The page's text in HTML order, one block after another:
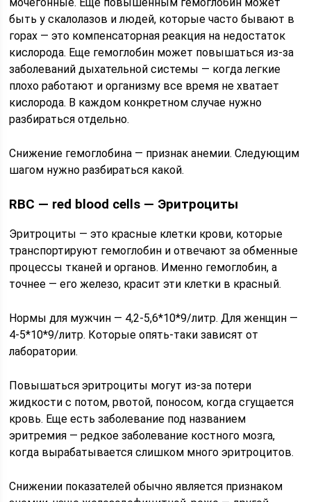
мочегонные. Еще повышенным гемоглобин может
быть у скалолазов и людей, которые часто бывают в
горах — это компенсаторная реакция на недостаток
кислорода. Еще гемоглобин может повышаться из-за
заболеваний дыхательной системы — когда легкие
плохо работают и организму все время не хватает
кислорода. В каждом конкретном случае нужно
разбираться отдельно.
Снижение гемоглобина — признак анемии. Следующим
шагом нужно разбираться какой.
RBC — red blood cells — Эритроциты
Эритроциты — это красные клетки крови, которые
транспортируют гемоглобин и отвечают за обменные
процессы тканей и органов. Именно гемоглобин, а
точнее — его железо, красит эти клетки в красный.
Нормы для мужчин — 4,2-5,6*10*9/литр. Для женщин —
4-5*10*9/литр. Которые опять-таки зависят от
лаборатории.
Повышаться эритроциты могут из-за потери
жидкости с потом, рвотой, поносом, когда сгущается
кровь. Еще есть заболевание под названием
эритремия — редкое заболевание костного мозга,
когда вырабатывается слишком много эритроцитов.
Снижении показателей обычно является признаком